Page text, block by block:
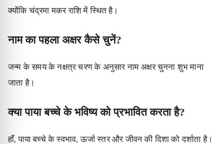
क्योंकि चंद्रमा मकर राशि में स्थित है।
नाम का पहला अक्षर कैसे चुनें?
जन्म के समय के नक्षत्र चरण के अनुसार नाम अक्षर चुनना शुभ माना
जाता है।
क्या पाया बच्चे के भविष्य को प्रभावित करता है?
हाँ, पाया बच्चे के स्वभाव, ऊर्जा स्तर और जीवन की दिशा को दर्शाता है।